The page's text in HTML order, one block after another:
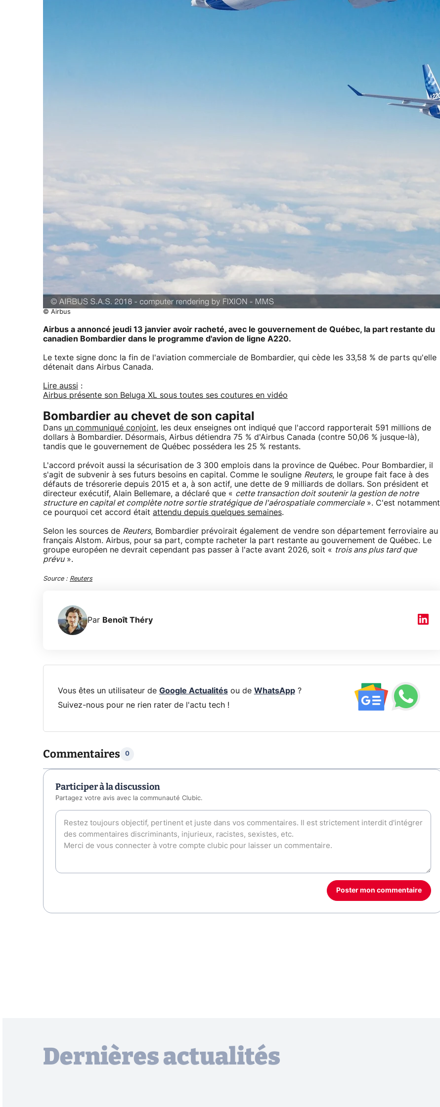
© Airbus
Airbus a annoncé jeudi 13 janvier avoir racheté, avec le gouvernement de Québec, la part restante du
canadien Bombardier dans le programme d'avion de ligne A220.
Le texte signe donc la fin de l'aviation commerciale de Bombardier, qui cède les 33,58 % de parts qu'elle
détenait dans Airbus Canada.
Lire aussi :
Airbus présente son Beluga XL sous toutes ses coutures en vidéo
Bombardier au chevet de son capital
Dans un communiqué conjoint, les deux enseignes ont indiqué que l'accord rapporterait 591 millions de
dollars à Bombardier. Désormais, Airbus détiendra 75 % d'Airbus Canada (contre 50,06 % jusque-là),
tandis que le gouvernement de Québec possédera les 25 % restants.
L'accord prévoit aussi la sécurisation de 3 300 emplois dans la province de Québec. Pour Bombardier, il
s'agit de subvenir à ses futurs besoins en capital. Comme le souligne Reuters, le groupe fait face à des
défauts de trésorerie depuis 2015 et a, à son actif, une dette de 9 milliards de dollars. Son président et
directeur exécutif, Alain Bellemare, a déclaré que « cette transaction doit soutenir la gestion de notre
structure en capital et complète notre sortie stratégique de l'aérospatiale commerciale». C'est notamment
ce pourquoi cet accord était attendu depuis quelques semaines.
Selon les sources de Reuters, Bombardier prévoirait également de vendre son département ferroviaire au
français Alstom. Airbus, pour sa part, compte racheter la part restante au gouvernement de Québec. Le
groupe européen ne devrait cependant pas passer à l'acte avant 2026, soit « trois ans plus tard que
prévu».
Source : Reuters
Par Benoît Théry
Vous êtes un utilisateur de Google Actualitésou de WhatsApp?
Suivez-nous pour ne rien rater de l'actu tech !
Commentaires 0
Participer à la discussion
Partagez votre avis avec la communauté Clubic.
Poster mon commentaire
Dernières actualités